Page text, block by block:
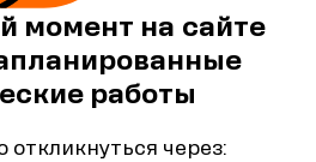
момент на сайте
работы
откликнуться через: